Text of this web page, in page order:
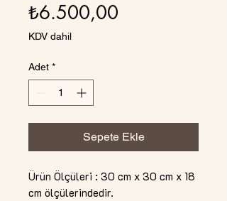
₺6.500,00
KDV dahil
Adet *
Sepete Ekle
Ürün Ölçüleri : 30 cm x 30 cm x 18
cm ölçülerindedir.